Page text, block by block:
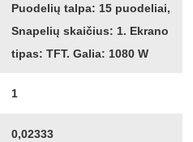
Puodelių talpa: 15 puodeliai,
Snapelių skaičius: 1. Ekrano
tipas: TFT. Galia: 1080 W
1
0,02333